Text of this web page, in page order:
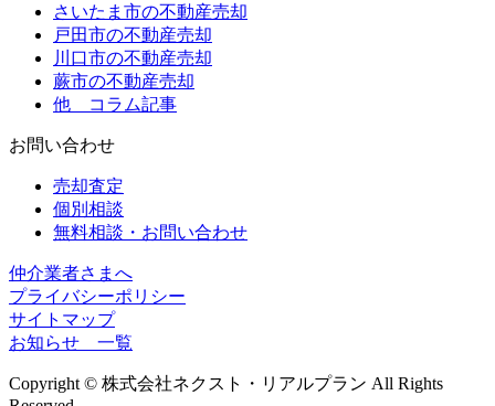
さいたま市の不動産売却
戸田市の不動産売却
川口市の不動産売却
蕨市の不動産売却
他 コラム記事
お問い合わせ
売却査定
個別相談
無料相談・お問い合わせ
仲介業者さまへ
プライバシーポリシー
サイトマップ
お知らせ 一覧
Copyright © 株式会社ネクスト・リアルプラン All Rights